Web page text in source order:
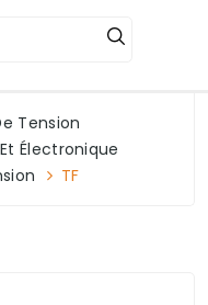
Tension
Électronique
TF